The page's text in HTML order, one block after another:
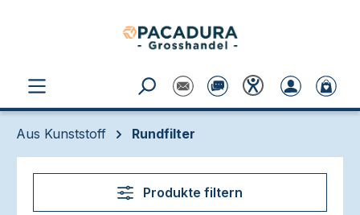
Aus Kunststoff Rundfilter
Produkte filtern